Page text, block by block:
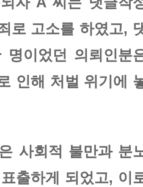
로 고소를 하였고,
이었던 의뢰인분
인해 처벌 위기에
사회적 불만과 분
출하게 되었고, 이